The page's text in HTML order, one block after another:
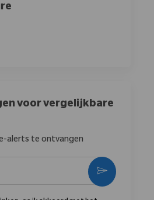
via e-mail
voor vergelijkbare
alerts te ontvangen
Activeren